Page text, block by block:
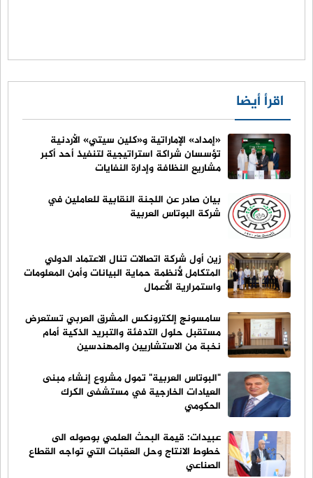
اقرأ أيضا
«إمداد» الإماراتية و«كلين سيتي» الأردنية
تؤسسان شراكة استراتيجية لتنفيذ أحد أكبر
مشاريع النظافة وإدارة النفايات
بيان صادر عن اللجنة النقابية للعاملين في
شركة البوتاس العربية
زين أول شركة اتصالات تنال الاعتماد الدولي
المتكامل لأنظمة حماية البيانات وأمن المعلومات
واستمرارية الأعمال
سامسونج إلكترونكس المشرق العربي تستعرض
مستقبل حلول التدفئة والتبريد الذكية أمام
نخبة من الاستشاريين والمهندسين
"البوتاس العربية" تمول مشروع إنشاء مبنى
العيادات الخارجية في مستشفى الكرك
الحكومي
عبيدات: قيمة البحث العلمي بوصوله الى
خطوط الانتاج وحل العقبات التي تواجه القطاع
الصناعي